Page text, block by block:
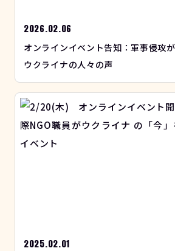
2026.02.06
オンラインイベント告知：軍事侵攻
ウクライナの人々の声
2025.02.01